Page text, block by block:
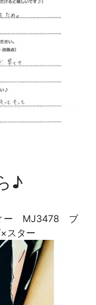
♪
ー MJ3478 ブ
スター